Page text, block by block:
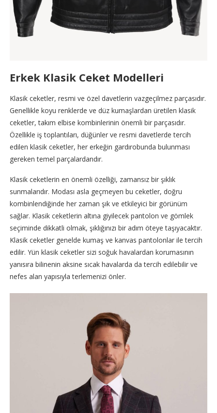
Erkek Klasik Ceket Modelleri
Klasik ceketler, resmi ve özel davetlerin vazgeçilmez parçasıdır.
Genellikle koyu renklerde ve düz kumaşlardan üretilen klasik
ceketler, takım elbise kombinlerinin önemli bir parçasıdır.
Özellikle iş toplantıları, düğünler ve resmi davetlerde tercih
edilen klasik ceketler, her erkeğin gardırobunda bulunması
gereken temel parçalardandır.
Klasik ceketlerin en önemli özelliği, zamansız bir şıklık
sunmalarıdır. Modası asla geçmeyen bu ceketler, doğru
kombinlendiğinde her zaman şık ve etkileyici bir görünüm
sağlar. Klasik ceketlerin altına giyilecek pantolon ve gömlek
seçiminde dikkatli olmak, şıklığınızı bir adım öteye taşıyacaktır.
Klasik ceketler genelde kumaş ve kanvas pantolonlar ile tercih
edilir. Yün klasik ceketler sizi soğuk havalardan korumasının
yanısıra bilinenin aksine sıcak havalarda da tercih edilebilir ve
nefes alan yapısıyla terlemenizi önler.